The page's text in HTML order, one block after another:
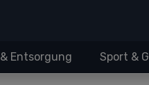
Entsorgung Sport &